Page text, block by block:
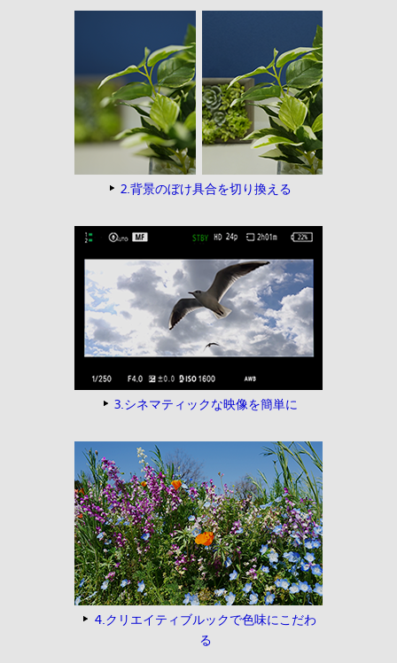
2.背景のぼけ具合を切り換える
3.シネマティックな映像を簡単に
4.クリエイティブルックで色味にこだわ
る